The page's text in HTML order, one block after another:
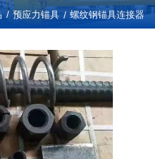
/ 预应力锚具 / 螺纹钢锚具连接器